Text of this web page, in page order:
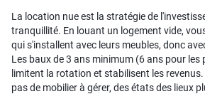
La location nue est la stratégie de
tranquillité. En louant un logement vide,
qui s'installent avec leurs meubles, donc
Les baux de 3 ans minimum (6 ans pour les
limitent la rotation et stabilisent les
pas de mobilier à gérer, des états des lieux